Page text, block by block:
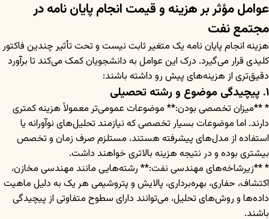
عوامل مؤثر بر هزینه و قیمت انجام پایان نامه در
مجتمع نفت
هزینه انجام پایان نامه یک متغیر ثابت نیست و تحت تأثیر چندین فاکتور
کلیدی قرار می‌گیرد. درک این عوامل به دانشجویان کمک می‌کند تا برآورد
دقیق‌تری از هزینه‌های پیش رو داشته باشند:
۱. پیچیدگی موضوع و رشته تحصیلی
* **میزان تخصصی بودن:** موضوعات عمومی‌تر معمولاً هزینه کمتری
دارند. اما موضوعات بسیار تخصصی که نیازمند تحلیل‌های نوآورانه یا
استفاده از مدل‌های پیشرفته هستند، مستلزم صرف زمان و تخصص
بیشتری بوده و در نتیجه هزینه بالاتری خواهند داشت.
* **زیرشاخه‌های مهندسی نفت:** رشته‌هایی مانند مهندسی مخازن،
اکتشاف، حفاری، بهره‌برداری، پالایش و پتروشیمی هر یک به دلیل ماهیت
داده‌ها و روش‌های تحلیل، می‌توانند دارای سطوح متفاوتی از پیچیدگی
باشند.